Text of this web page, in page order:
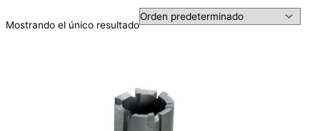
Mostrando el único resultado